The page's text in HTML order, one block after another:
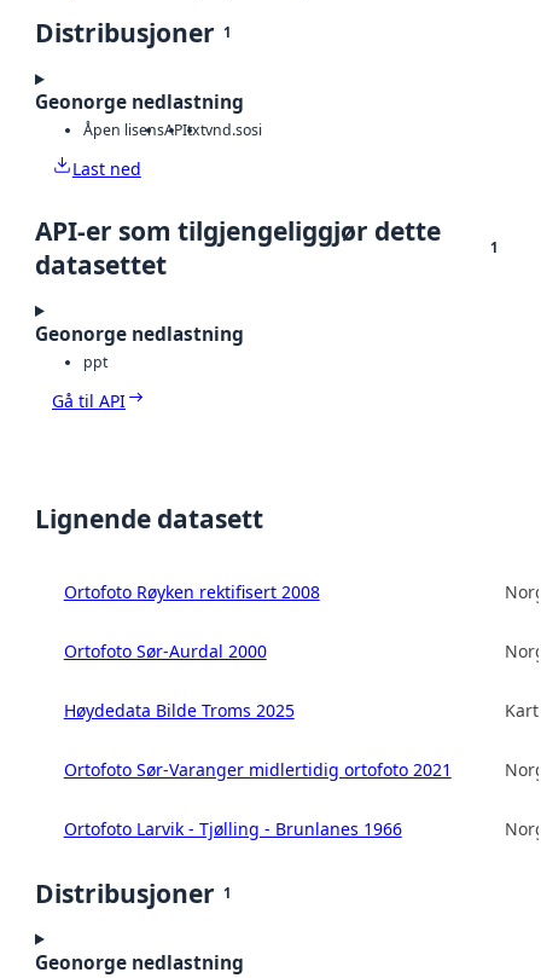
Distribusjoner 1
Geonorge nedlastning
Åpen lisensAPItxtvnd.sosi
Last ned
API-er som tilgjengeliggjør dette
datasettet
1
Geonorge nedlastning
ppt
Gå til API
Lignende datasett
Ortofoto Røyken rektifisert 2008
Ortofoto Sør-Aurdal 2000
Høydedata Bilde Troms 2025
Ortofoto Sør-Varanger midlertidig ortofoto 2021
Ortofoto Larvik - Tjølling - Brunlanes 1966
Distribusjoner 1
Geonorge nedlastning